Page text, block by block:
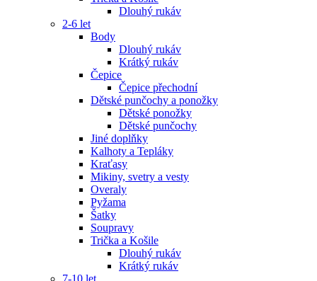
Dlouhý rukáv
2-6 let
Body
Dlouhý rukáv
Krátký rukáv
Čepice
Čepice přechodní
Dětské punčochy a ponožky
Dětské ponožky
Dětské punčochy
Jiné doplňky
Kalhoty a Tepláky
Kraťasy
Mikiny, svetry a vesty
Overaly
Pyžama
Šatky
Soupravy
Trička a Košile
Dlouhý rukáv
Krátký rukáv
7-10 let